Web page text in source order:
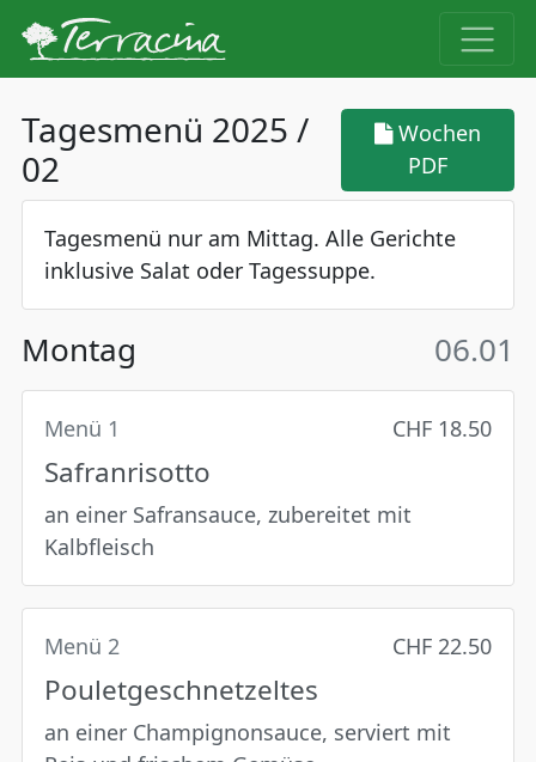
Tagesmenü 2025 /
02
Wochen
PDF
Tagesmenü nur am Mittag. Alle Gerichte
inklusive Salat oder Tagessuppe.
Montag 06.01
Menü 1 CHF 18.50
Safranrisotto
an einer Safransauce, zubereitet mit
Kalbfleisch
Menü 2 CHF 22.50
Pouletgeschnetzeltes
an einer Champignonsauce, serviert mit